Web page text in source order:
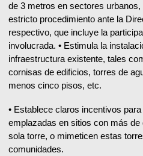
de 3 metros en sectores
estricto procedimiento ante la
respectivo, que incluye la
involucrada. • Estimula la
infraestructura existente, tales
cornisas de edificios, torres de
menos cinco pisos, etc.
• Establece claros incentivos
emplazadas en sitios con más
sola torre, o mimeticen estas
comunidades.